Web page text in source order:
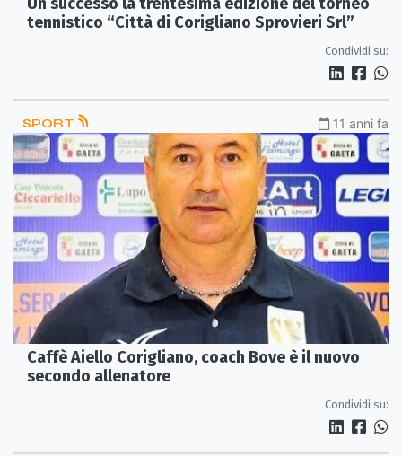
tennistico “Città di Corigliano Sprovieri Srl”
Condividi su:
SPORT 11 anni fa
Caffè Aiello Corigliano, coach Bove è il nuovo
secondo allenatore
Condividi su: